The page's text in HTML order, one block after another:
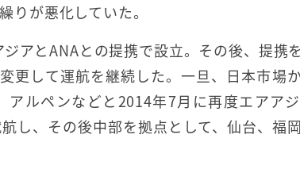
りが悪化していた。
アとANAとの提携で設立。その後、提携
更して運航を継続した。一旦、日本市場
ルペンなどと2014年7月に再度エアア
し、その後中部を拠点として、仙台、福